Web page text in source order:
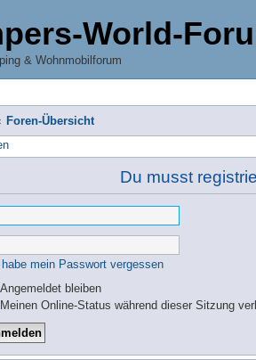
World-
& Wohnmobilforum
Foren-Übersicht
Du musst
habe mein Passwort vergessen
Angemeldet bleiben
Meinen Online-Status während dieser Sitzung